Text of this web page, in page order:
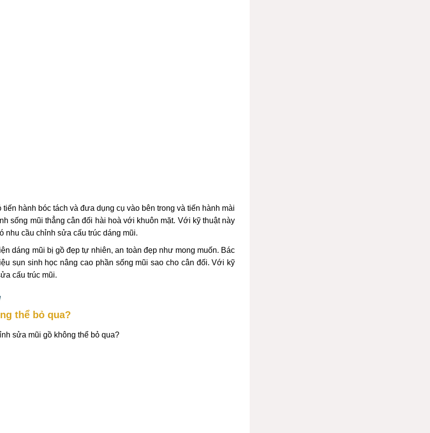
hành bóc tách và đưa dụng cụ vào bên trong và tiến hành mài
sống mũi thẳng cân đối hài hoà với khuôn mặt. Với kỹ thuật này
nhu cầu chỉnh sửa cấu trúc dáng mũi.
dáng mũi bị gồ đẹp tự nhiên, an toàn đẹp như mong muốn. Bác
sụn sinh học nâng cao phần sống mũi sao cho cân đối. Với kỹ
cấu trúc mũi.
thể bỏ qua?